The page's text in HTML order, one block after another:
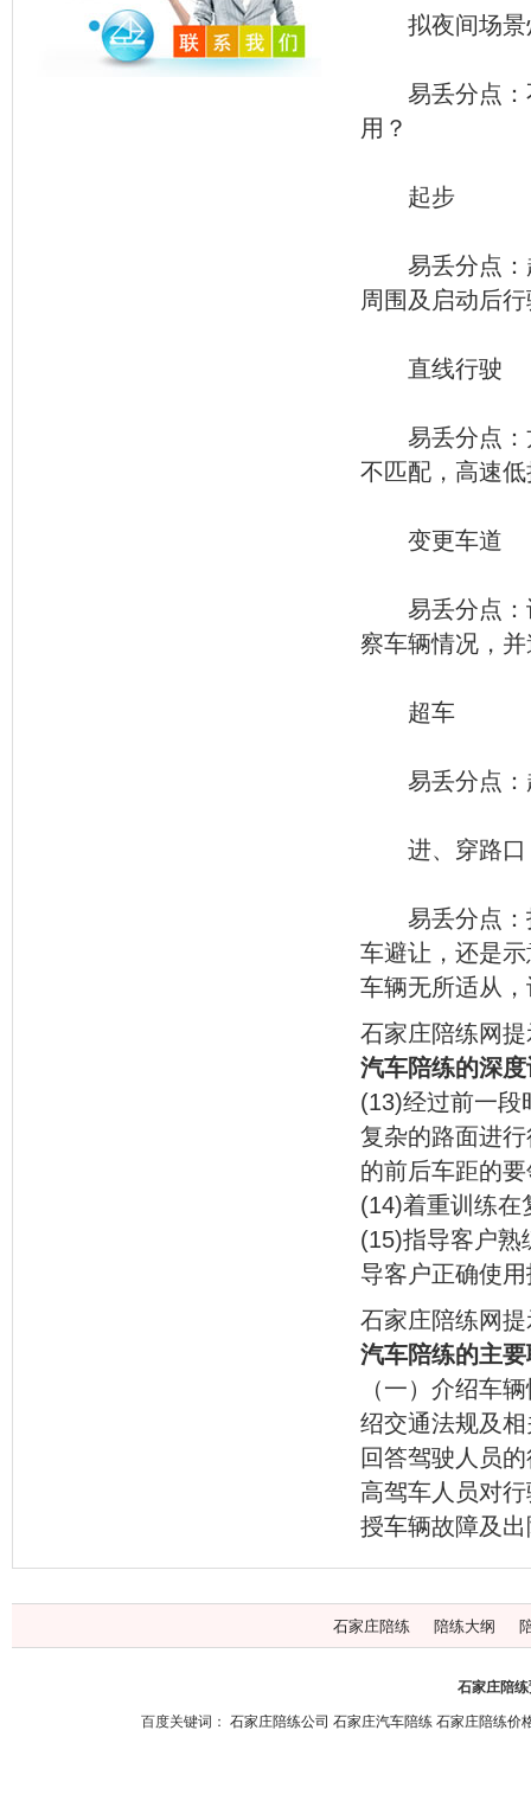
拟夜间场景
易丢分点：不
用？
起步
易丢分点：起
周围及启动后
直线行驶
易丢分点：方
不匹配，高速
变更车道
易丢分点：许
察车辆情况，
超车
易丢分点：超
进、穿路口
易丢分点：打
车避让，还是
车辆无所适从
石家庄陪练网
汽车陪练的深
(13)经过前一段
复杂的路面进
的前后车距的
(14)着重训练在
(15)指导客户熟
导客户正确使
石家庄陪练网
汽车陪练的主
（一）介绍车
绍交通法规及
回答驾驶人员
高驾车人员对
授车辆故障及
石家庄陪练 陪练大纲
石家庄陪
百度关键词： 石家庄陪练公司 石家庄汽车陪练 石家庄陪练价